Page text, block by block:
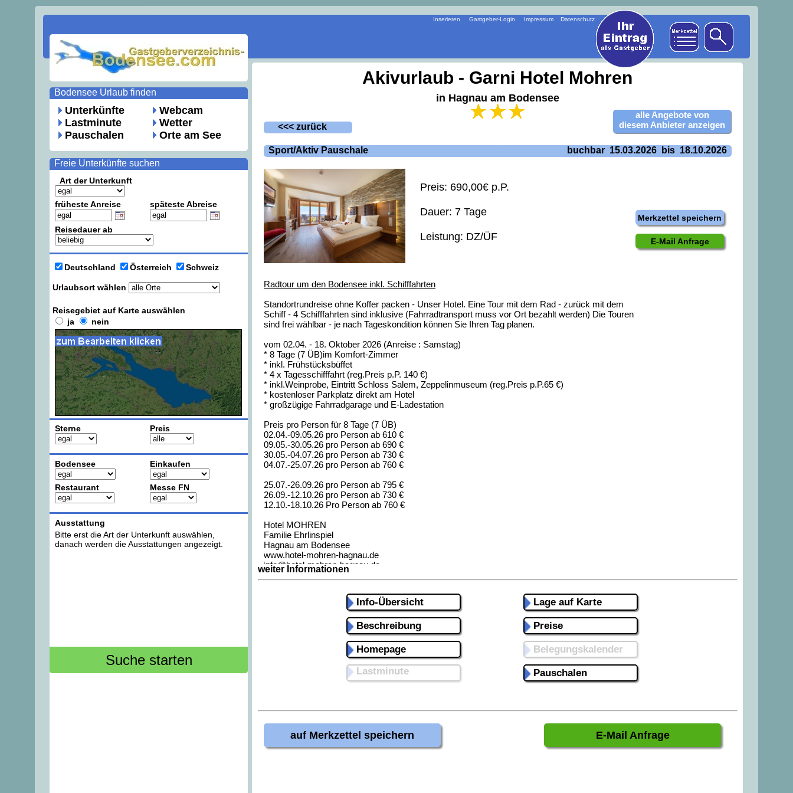
Unterkünfte
Lastminute
Pauschalen
Webcam
Wetter
Orte am See
Bodensee Urlaub finden
Art der Unterkunft
früheste Anreise späteste Abreise
Reisedauer ab
Urlaubsort wählen
Deutschland Österreich Schweiz
Reisegebiet auf Karte auswählen
ja
nein
Sterne Preis
Bodensee Einkaufen
Restaurant Messe FN
Ausstattung
Bitte erst die Art der Unterkunft auswählen,
danach werden die Ausstattungen angezeigt.
Freie Unterkünfte suchen
Akivurlaub - Garni Hotel Mohren
in Hagnau am Bodensee
<<< zurück
alle Angebote von
diesem Anbieter anzeigen
Sport/Aktiv Pauschale buchbar 15.03.2026 bis 18.10.2026
Preis: 690,00€ p.P.
Dauer: 7 Tage
Leistung: DZ/ÜF
Radtour um den Bodensee inkl. Schifffahrten
Standortrundreise ohne Koffer packen - Unser Hotel. Eine Tour mit dem Rad - zurück mit dem
Schiff - 4 Schifffahrten sind inklusive (Fahrradtransport muss vor Ort bezahlt werden) Die Touren
sind frei wählbar - je nach Tageskondition können Sie Ihren Tag planen.
vom 02.04. - 18. Oktober 2026 (Anreise : Samstag)
* 8 Tage (7 ÜB)im Komfort-Zimmer
* inkl. Frühstücksbüffet
* 4 x Tagesschifffahrt (reg.Preis p.P. 140 €)
* inkl.Weinprobe, Eintritt Schloss Salem, Zeppelinmuseum (reg.Preis p.P.65 €)
* kostenloser Parkplatz direkt am Hotel
* großzügige Fahrradgarage und E-Ladestation
Preis pro Person für 8 Tage (7 ÜB)
02.04.-09.05.26 pro Person ab 610 €
09.05.-30.05.26 pro Person ab 690 €
30.05.-04.07.26 pro Person ab 730 €
04.07.-25.07.26 pro Person ab 760 €
25.07.-26.09.26 pro Person ab 795 €
26.09.-12.10.26 pro Person ab 730 €
12.10.-18.10.26 Pro Person ab 760 €
Hotel MOHREN
Familie Ehrlinspiel
Hagnau am Bodensee
www.hotel-mohren-hagnau.de
info@hotel-mohren-hagnau.de
Tel. 07532-9428
weiter Informationen
Info-Übersicht
Beschreibung
Homepage
Lastminute
Lage auf Karte
Preise
Belegungskalender
Pauschalen
auf Merkzettel speichern E-Mail Anfrage
Merkzettel speichern
E-Mail Anfrage
Inserieren Gastgeber-Login Impressum Datenschutz